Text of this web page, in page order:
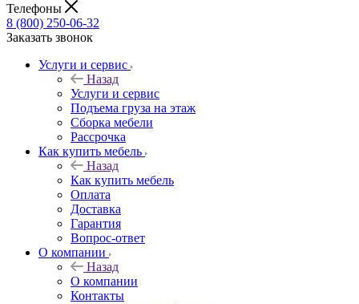
Телефоны
8 (800) 250-06-32
Заказать звонок
Услуги и сервис
Назад
Услуги и сервис
Подъема груза на этаж
Сборка мебели
Рассрочка
Как купить мебель
Назад
Как купить мебель
Оплата
Доставка
Гарантия
Вопрос-ответ
О компании
Назад
О компании
Контакты